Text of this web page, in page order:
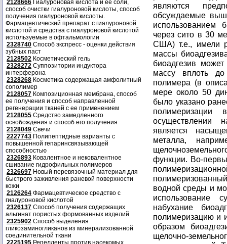
2128666 Гиалуроновая кислота и ее соли,
способ очистки гиалуроновой кислоты, способ
получения гиалуроновой кислоты.
Фармацевтический препарат с гиалуроновой
кислотой и средства с гиалуроновой кислотой
используемые в офтальмологии
2328740 Способ экспресс - оценки действия
зубных паст
2128502 Косметический гель
2328272 Суппозитории индуктора
интерферона
2328268 Косметика содержащая амфолитный
сополимер
2128057 Композиционная мембрана, способ
ее получения и способ направленной
регенерации тканей с ее применением
2128055 Средство замедленного
освобождения и способ его получения
2128049 Свечи
2227743 Полипептидные варианты с
повышенной гепаринсвязывающей
способностью
2326893 Ковалентное и нековалентное
сшивание гидрофильных полимеров
2326697 Новый перевязочный материал для
быстрого заживления раневой поверхности
кожи
2126264 Фармацевтическое средство с
гиалуроновой кислотой
2326137 Способ получения содержащих
альгинат пористых формованных изделий
2325902 Способ выделения
гликозаминогликанов из минерализованной
соединительной ткани
2225195 Репелленты против насекомых
являются
обсуждаемые
использованием
через сито в 30
США) т.е., имели
массы
биоадгезив
массу вплоть до
полимера (в
мере около 50
было указано
полимеризации
осуществлении
является
металла,
функции. Во-
водной среды и
использование
набухание
полимеризацию и
образом
щелочно-